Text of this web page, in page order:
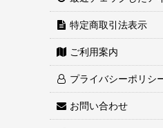
特定商取引法表示
ご利用案内
プライバシーポリシ
お問い合わせ